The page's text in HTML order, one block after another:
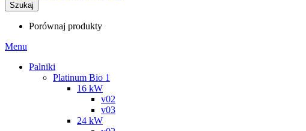
Szukaj
Porównaj produkty
Menu
Palniki
Platinum Bio 1
16 kW
v02
v03
24 kW